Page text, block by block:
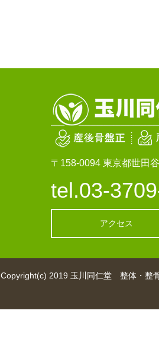
〒158-0094 東京都世田
tel.03-
アクセス
Copyright(c) 2019 玉川同仁堂 整体・整